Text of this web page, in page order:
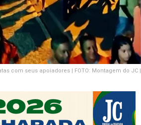
com seus apoiadores | FOTO: Montagem do JC |